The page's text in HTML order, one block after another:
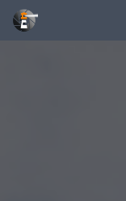
Unter dem Inhalt